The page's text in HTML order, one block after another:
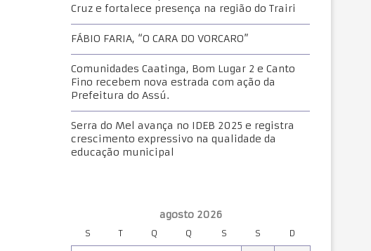
Cruz e fortalece presença na região do Trairi
FÁBIO FARIA, “O CARA DO VORCARO”
Comunidades Caatinga, Bom Lugar 2 e Canto
Fino recebem nova estrada com ação da
Prefeitura do Assú.
Serra do Mel avança no IDEB 2025 e registra
crescimento expressivo na qualidade da
educação municipal
agosto 2026
S T Q Q S S D